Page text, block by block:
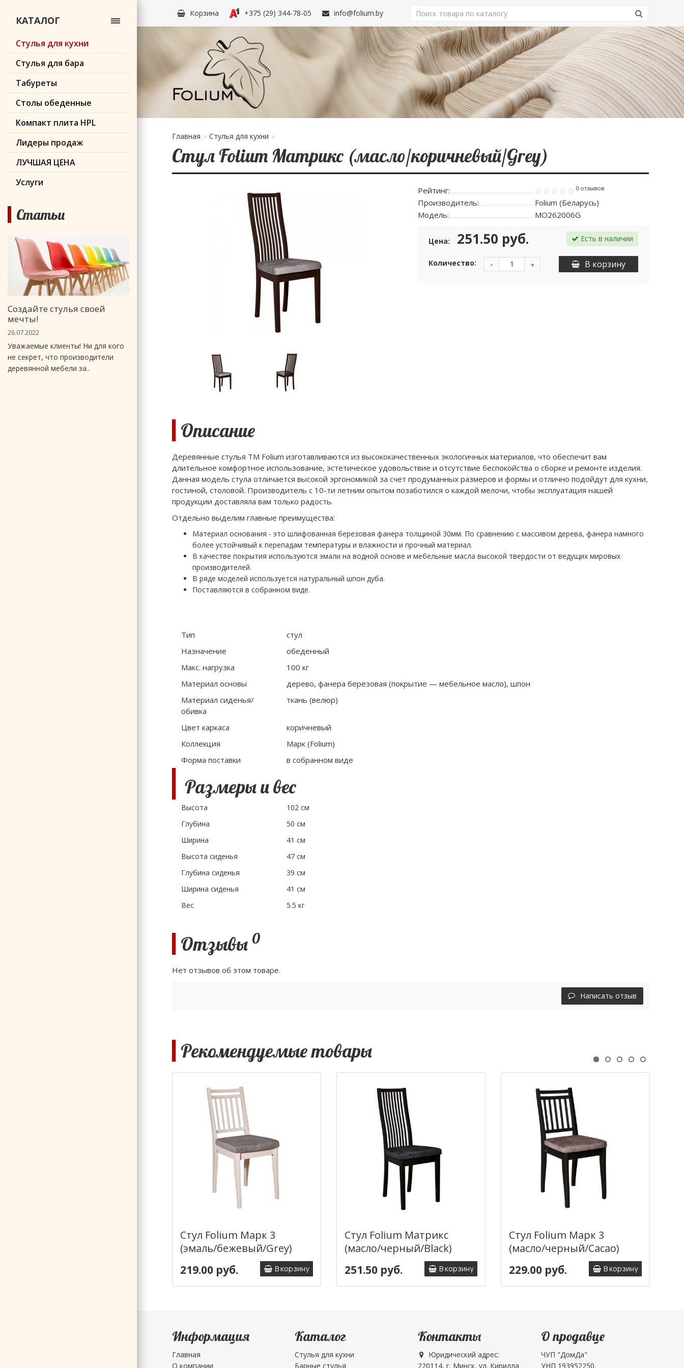
Корзина +375 (29) 344-78-05 info@folium.by
Главная Стулья для кухни
Стул Folium Матрикс (масло/коричневый/Grey)
КАТАЛОГ
Стулья для кухни
Стулья для бара
Табуреты
Столы обеденные
Компакт плита HPL
Лидеры продаж
ЛУЧШАЯ ЦЕНА
Услуги
Статьи
Создайте стулья своей
мечты!
26.07.2022
Уважаемые клиенты! Ни для кого
не секрет, что производители
деревянной мебели за..
Рейтинг: 0 отзывов
Производитель:
Folium (Беларусь)
Модель:
MO262006G
Цена: 251.50 руб. Есть в наличии
Количество: +
- В корзину
Описание
Деревянные стулья ТМ Folium изготавливаются из высококачественных экологичных материалов, что обеспечит вам
длительное комфортное использование, эстетическое удовольствие и отсутствие беспокойства о сборке и ремонте изделия.
Данная модель стула отличается высокой эргономикой за счет продуманных размеров и формы и отлично подойдут для кухни,
гостиной, столовой. Производитель с 10-ти летним опытом позаботился о каждой мелочи, чтобы эксплуатация нашей
продукции доставляла вам только радость.
Отдельно выделим главные преимущества:
Материал основания - это шлифованная березовая фанера толщиной 30мм. По сравнению с массивом дерева, фанера намного
более устойчивый к перепадам температуры и влажности и прочный материал.
В качестве покрытия используются эмали на водной основе и мебельные масла высокой твердости от ведущих мировых
производителей.
В ряде моделей используется натуральный шпон дуба.
Поставляются в собранном виде.
Тип
стул
Назначение
обеденный
Макс. нагрузка
100 кг
Материал основы
дерево, фанера березовая (покрытие — мебельное масло), шпон
Материал сиденья/
обивка
ткань (велюр)
Цвет каркаса
коричневый
Коллекция
Марк (Folium)
Форма поставки
в собранном виде
Размеры и вес
Высота
102 см
Глубина
50 см
Ширина
41 см
Высота сиденья
47 см
Глубина сиденья
39 см
Ширина сиденья
41 см
Вес
5.5 кг
Отзывы 0
Нет отзывов об этом товаре.
Написать отзыв
Рекомендуемые товары
Стул Folium Марк 3
(эмаль/бежевый/Grey)
219.00 руб. В корзину
Стул Folium Матрикс
(масло/черный/Black)
251.50 руб. В корзину
Стул Folium Марк 3
(масло/черный/Cacao)
229.00 руб. В корзину
Информация
Главная
О компании
Каталог
Стулья для кухни
Барные стулья
Контакты
Юридический адрес:
220114, г. Минск, ул. Кирилла
О продавце
ЧУП "ДомДа"
УНП 193952250.